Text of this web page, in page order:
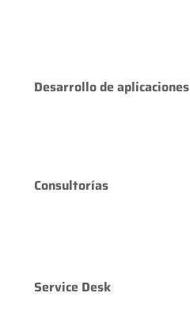
Desarrollo de aplicaciones
Consultorías
Service Desk